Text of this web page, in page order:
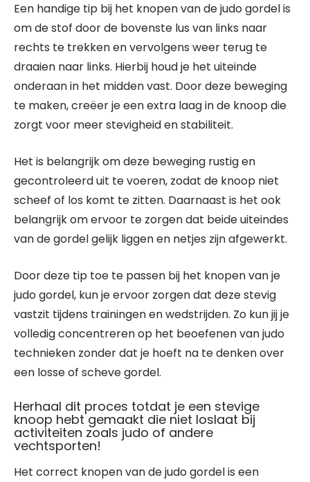
Een handige tip bij het knopen van de judo gordel is
om de stof door de bovenste lus van links naar
rechts te trekken en vervolgens weer terug te
draaien naar links. Hierbij houd je het uiteinde
onderaan in het midden vast. Door deze beweging
te maken, creëer je een extra laag in de knoop die
zorgt voor meer stevigheid en stabiliteit.
Het is belangrijk om deze beweging rustig en
gecontroleerd uit te voeren, zodat de knoop niet
scheef of los komt te zitten. Daarnaast is het ook
belangrijk om ervoor te zorgen dat beide uiteindes
van de gordel gelijk liggen en netjes zijn afgewerkt.
Door deze tip toe te passen bij het knopen van je
judo gordel, kun je ervoor zorgen dat deze stevig
vastzit tijdens trainingen en wedstrijden. Zo kun jij je
volledig concentreren op het beoefenen van judo
technieken zonder dat je hoeft na te denken over
een losse of scheve gordel.
Herhaal dit proces totdat je een stevige
knoop hebt gemaakt die niet loslaat bij
activiteiten zoals judo of andere
vechtsporten!
Het correct knopen van de judo gordel is een